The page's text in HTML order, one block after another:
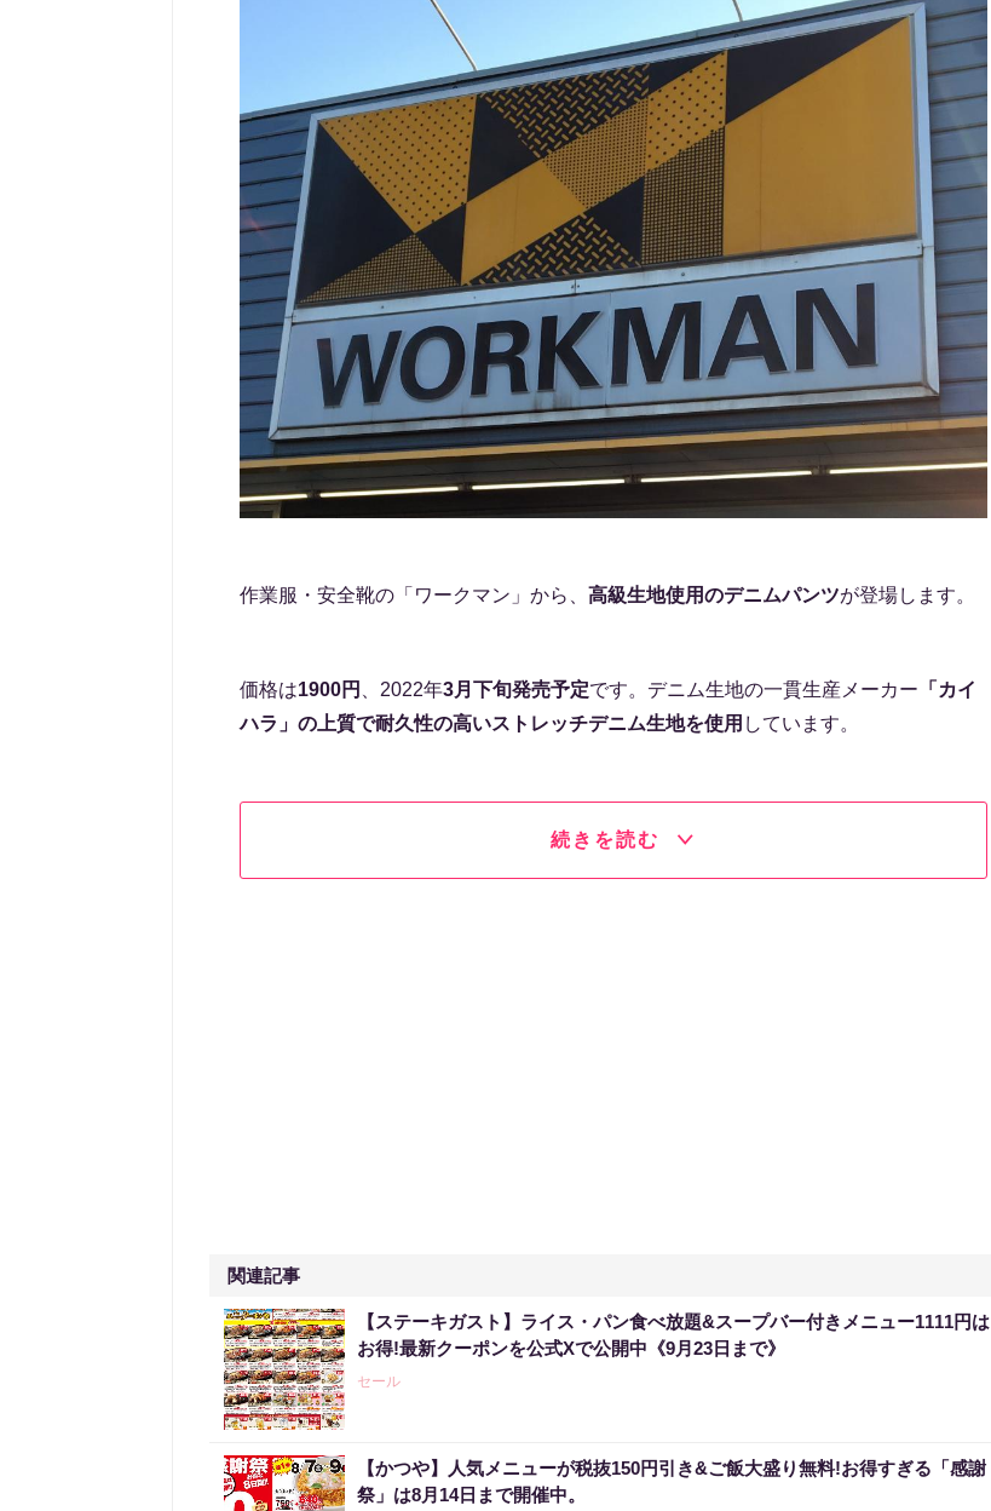
作業服・安全靴の「ワークマン」から、 高級生地使用のデニムパンツが登場します。
価格は1900円 、2022年3月下旬発売予定です。デニム生地の一貫生産メーカー 「カイ
ハラ」の上質で耐久性の高いストレッチデニム生地を使用 しています。
続きを読む
関連記事
【ステーキガスト】ライス・パン食べ放題&スープバー付きメニュー1111円は
お得!最新クーポンを公式Xで公開中《9月23日まで》
セール
【かつや】人気メニューが税抜150円引き&ご飯大盛り無料!お得すぎる「感謝
祭」は8月14日まで開催中。